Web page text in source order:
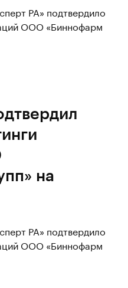
РА» подтвердило
ООО «Биннофарм
на
РА» подтвердило
ООО «Биннофарм